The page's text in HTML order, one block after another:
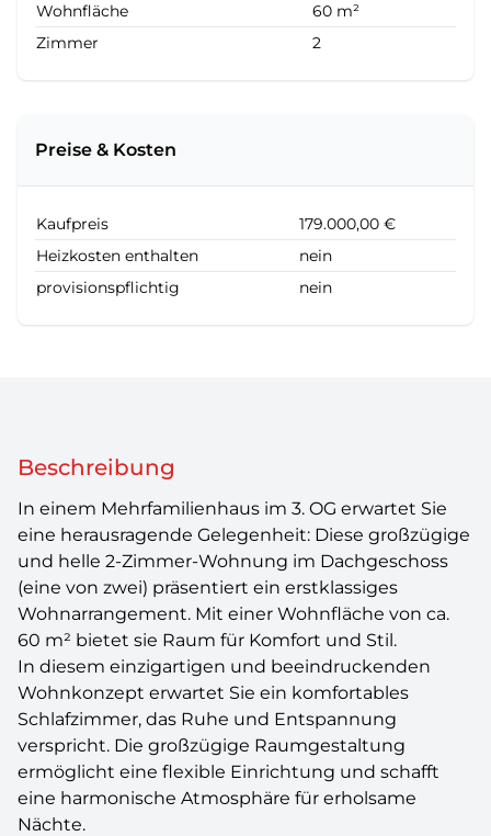
Wohnfläche
60 m²
Zimmer
2
Preise & Kosten
Kaufpreis
179.000,00 €
Heizkosten enthalten
nein
provisionspflichtig
nein
Beschreibung
In einem Mehrfamilienhaus im 3. OG erwartet Sie
eine herausragende Gelegenheit: Diese großzügige
und helle 2-Zimmer-Wohnung im Dachgeschoss
(eine von zwei) präsentiert ein erstklassiges
Wohnarrangement. Mit einer Wohnfläche von ca.
60 m² bietet sie Raum für Komfort und Stil.
In diesem einzigartigen und beeindruckenden
Wohnkonzept erwartet Sie ein komfortables
Schlafzimmer, das Ruhe und Entspannung
verspricht. Die großzügige Raumgestaltung
ermöglicht eine flexible Einrichtung und schafft
eine harmonische Atmosphäre für erholsame
Nächte.